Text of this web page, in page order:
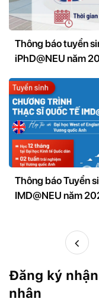
Thông báo tuyển
iPhD@NEU năm
Thông báo Tuyển
IMD@NEU năm
Đăng ký
nhân